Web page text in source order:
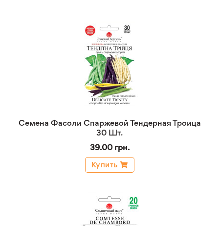
Семена Фасоли Спаржевой Тендерная Троица
30 Шт.
39.00 грн.
Купить